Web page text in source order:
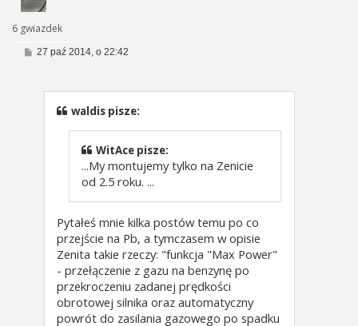
6 gwiazdek
P27 paź 2014, o 22:42
waldis pisze:
WitAce pisze:
...My montujemy tylko na Zenicie
od 2.5 roku. ...
Pytałeś mnie kilka postów temu po co
przejście na Pb, a tymczasem w opisie
Zenita takie rzeczy: "funkcja "Max Power"
- przełączenie z gazu na benzynę po
przekroczeniu zadanej prędkości
obrotowej silnika oraz automatyczny
powrót do zasilania gazowego po spadku